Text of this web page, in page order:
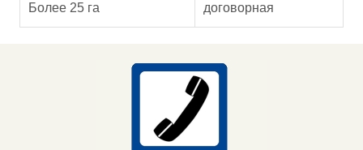
Более 25 га договорная